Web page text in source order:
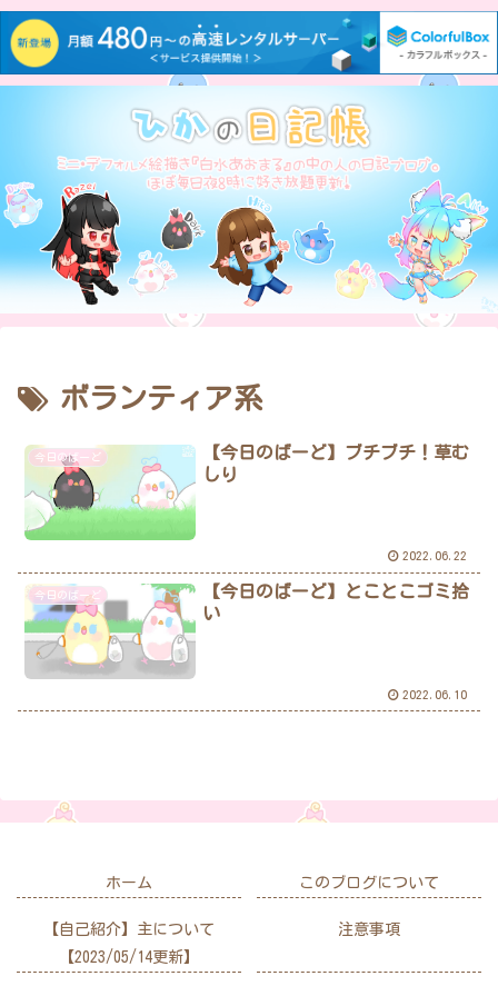
ボランティア系
今日のばーど
【今日のばーど】ブチブチ！草む
しり
2022.06.22
今日のばーど
【今日のばーど】とことこゴミ拾
い
2022.06.10
ホーム このブログについて
【自己紹介】主について
【2023/05/14更新】
注意事項